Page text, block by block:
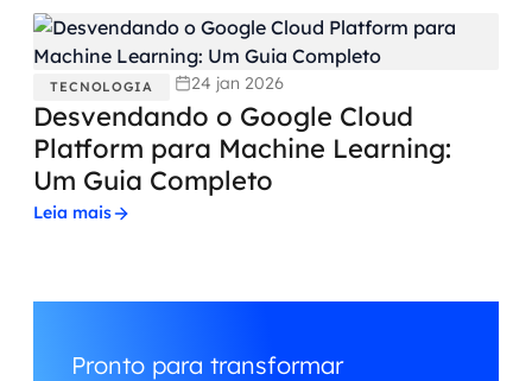
TECNOLOGIA 24 jan 2026
Desvendando o Google Cloud
Platform para Machine Learning:
Um Guia Completo
Leia mais
Pronto para transformar